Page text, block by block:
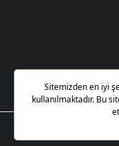
Sitemizden en iyi
kullanılmaktadır. Bu